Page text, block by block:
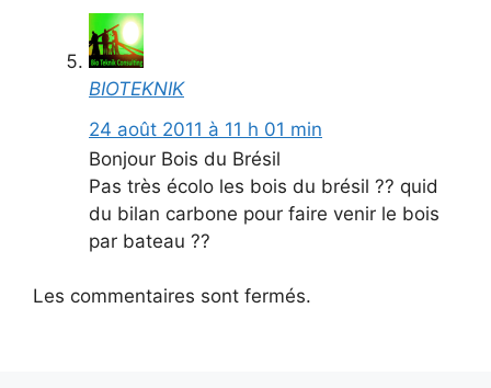
BIOTEKNIK
24 août 2011 à 11 h 01 min
Bonjour Bois du Brésil
Pas très écolo les bois du brésil ?? quid
du bilan carbone pour faire venir le bois
par bateau ??
Les commentaires sont fermés.